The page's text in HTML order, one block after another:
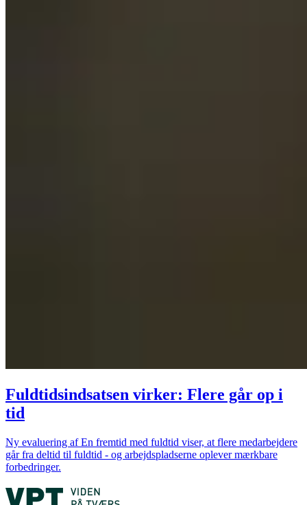
Fuldtidsindsatsen virker: Flere går op i
tid
Ny evaluering af En fremtid med fuldtid viser, at flere medarbejdere
går fra deltid til fuldtid - og arbejdspladserne oplever mærkbare
forbedringer.